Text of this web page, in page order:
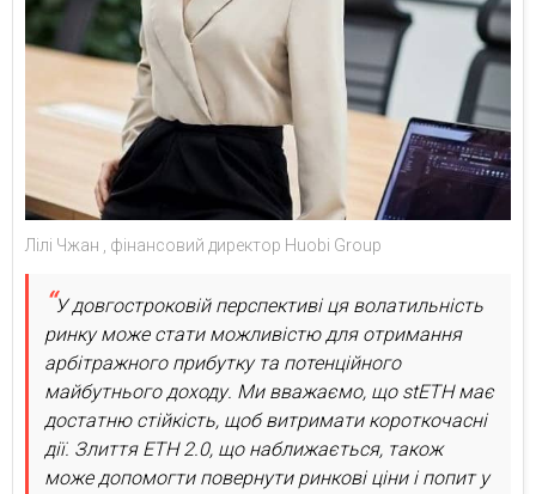
Лілі Чжан , фінансовий директор Huobi Group
У довгостроковій перспективі ця волатильність
ринку може стати можливістю для отримання
арбітражного прибутку та потенційного
майбутнього доходу. Ми вважаємо, що stETH має
достатню стійкість, щоб витримати короткочасні
дії. Злиття ETH 2.0, що наближається, також
може допомогти повернути ринкові ціни і попит у